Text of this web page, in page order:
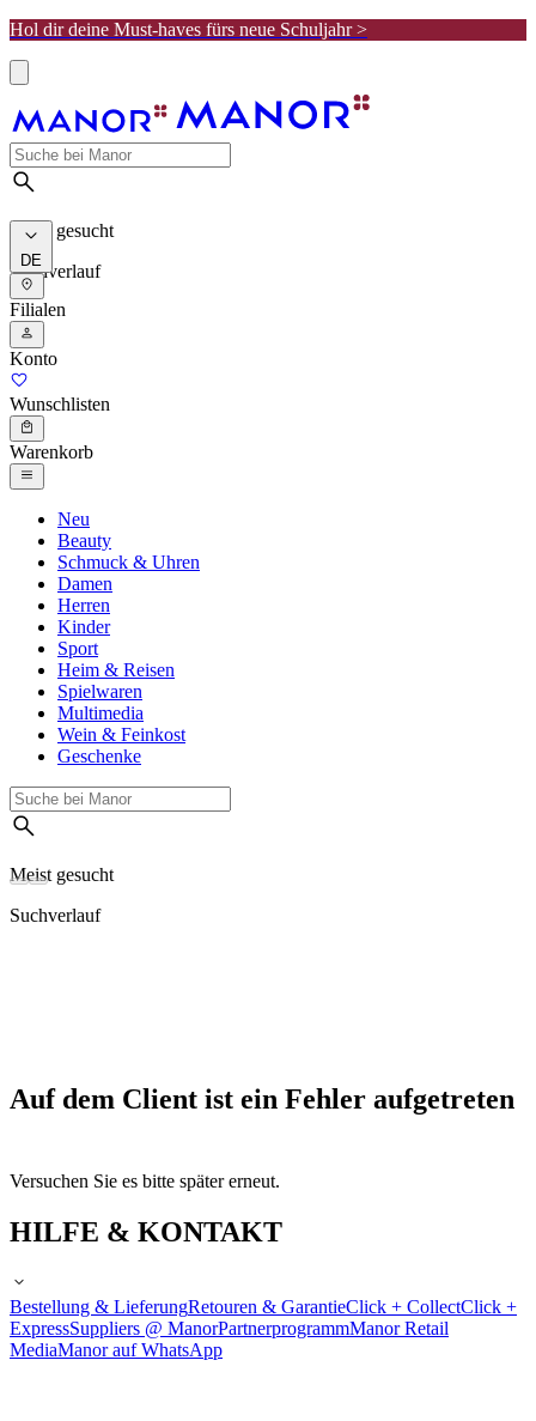
Hol dir deine Must-haves fürs neue Schuljahr >
Meist gesucht
Suchverlauf
DE
Filialen
Konto
Wunschlisten
Warenkorb
Neu
Beauty
Schmuck & Uhren
Damen
Herren
Kinder
Sport
Heim & Reisen
Spielwaren
Multimedia
Wein & Feinkost
Geschenke
Meist gesucht
Suchverlauf
Auf dem Client ist ein Fehler aufgetreten
Versuchen Sie es bitte später erneut.
HILFE & KONTAKT
Bestellung & LieferungRetouren & GarantieClick + CollectClick +
ExpressSuppliers @ ManorPartnerprogrammManor Retail
MediaManor auf WhatsApp